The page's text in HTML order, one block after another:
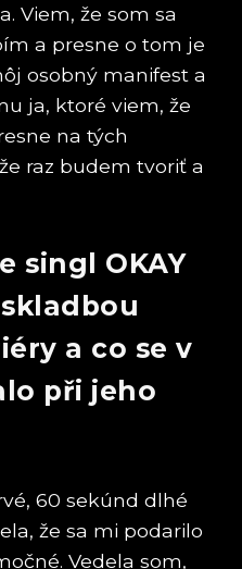
Viem, že som sa
a presne o tom je
osobný manifest a
ja, ktoré viem, že
na tých
raz budem tvoriť a
singl OKAY
a co se v
při jeho
60 sekúnd dlhé
že sa mi podarilo
Vedela som,